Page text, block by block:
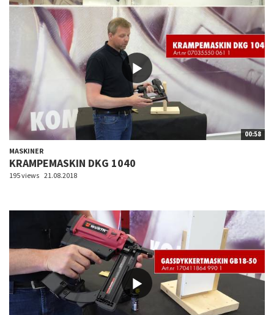
00:58
MASKINER
KRAMPEMASKIN DKG 1040
195 views 21.08.2018